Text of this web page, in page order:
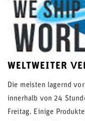
WELTWEITER
Die meisten lagernd
innerhalb von 24
Freitag. Einige